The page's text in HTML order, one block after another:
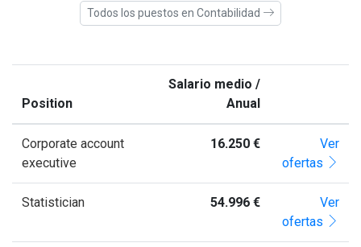
Todos los puestos en Contabilidad
Position
Salario medio /
Anual
Corporate account
executive
16.250 €
Ver
ofertas
Statistician 54.996 €
Ver
ofertas